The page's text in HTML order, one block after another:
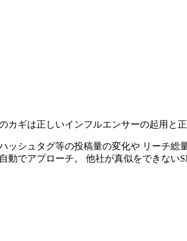
カギは正しいインフルエンサーの起用と
ッシュタグ等の投稿量の変化や リーチ
動でアプローチ。 他社が真似をできない